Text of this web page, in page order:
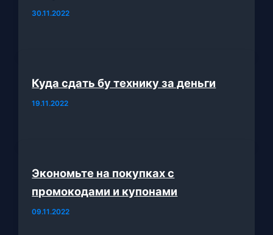
30.11.2022
Куда сдать бу технику за деньги
19.11.2022
Экономьте на покупках с
промокодами и купонами
09.11.2022